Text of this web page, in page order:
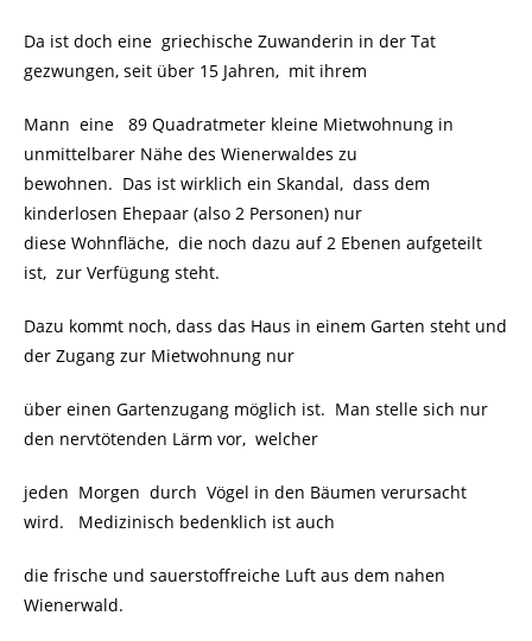
Da ist doch eine griechische Zuwanderin in der Tat
gezwungen, seit über 15 Jahren, mit ihrem
Mann eine 89 Quadratmeter kleine Mietwohnung in
unmittelbarer Nähe des Wienerwaldes zu
bewohnen. Das ist wirklich ein Skandal, dass dem
kinderlosen Ehepaar (also 2 Personen) nur
diese Wohnfläche, die noch dazu auf 2 Ebenen aufgeteilt
ist, zur Verfügung steht.
Dazu kommt noch, dass das Haus in einem Garten steht und
der Zugang zur Mietwohnung nur
über einen Gartenzugang möglich ist. Man stelle sich nur
den nervtötenden Lärm vor, welcher
jeden Morgen durch Vögel in den Bäumen verursacht
wird. Medizinisch bedenklich ist auch
die frische und sauerstoffreiche Luft aus dem nahen
Wienerwald.